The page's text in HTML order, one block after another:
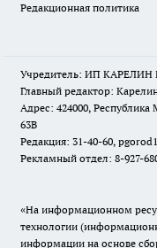
Редакционная политика
Учредитель: ИП
Главный редактор:
Адрес: 424000,
63В
Редакция: 31-40-60,
Рекламный отдел: 8-927-
«На информационном
технологии
информации на основе